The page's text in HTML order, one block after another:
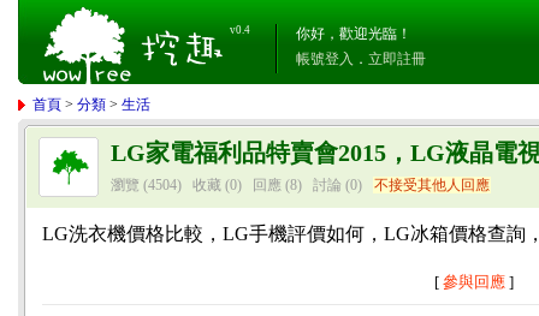
v0.4
你好，歡迎光臨！
帳號登入 ． 立即註冊
首頁 >分類 >生活
LG家電福利品特賣會2015，LG液晶電
瀏覽 (4504) 收藏 (0) 回應 (8) 討論 (0) 不接受其他人回應
LG洗衣機價格比較，LG手機評價如何，LG冰箱價格查詢
[ 參與回應]